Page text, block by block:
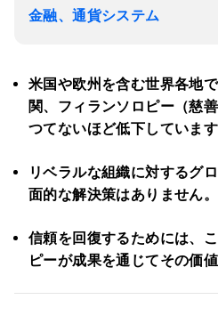
金融、通貨システム
米国や欧州を含む世界各地
関、フィランソロピー（慈
つてないほど低下しています
リベラルな組織に対するグ
面的な解決策はありません。
信頼を回復するためには、
ピーが成果を通じてその価